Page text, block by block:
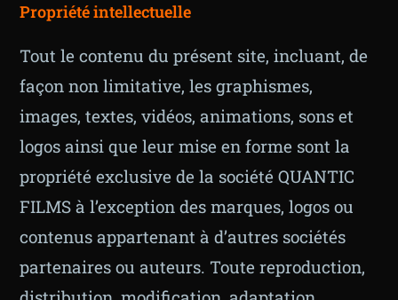
Propriété intellectuelle
Tout le contenu du présent site, incluant, de
façon non limitative, les graphismes,
images, textes, vidéos, animations, sons et
logos ainsi que leur mise en forme sont la
propriété exclusive de la société QUANTIC
FILMS à l’exception des marques, logos ou
contenus appartenant à d’autres sociétés
partenaires ou auteurs. Toute reproduction,